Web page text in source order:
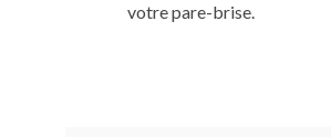
votre pare-brise.